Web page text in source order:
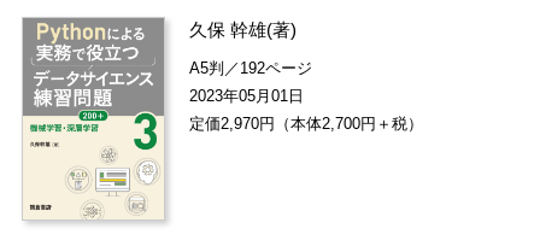
久保 幹雄(著)
A5判／192ページ
2023年05月01日
定価2,970円（本体2,700円＋税）